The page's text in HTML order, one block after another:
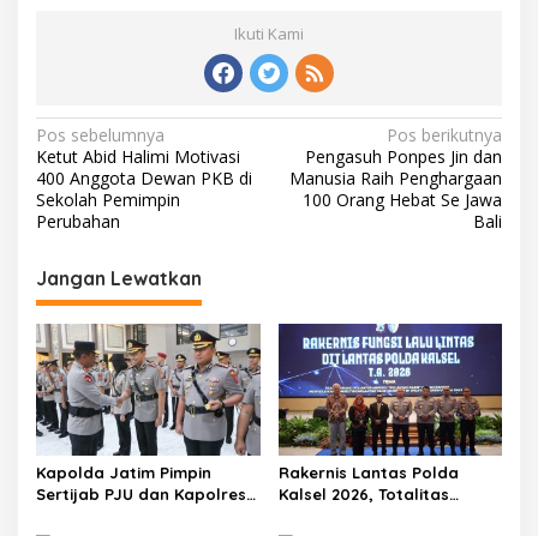
Ikuti Kami
N
a
v
i
g
a
s
i
p
o
s
Pos sebelumnya
Ketut Abid Halimi Motivasi
400 Anggota Dewan PKB di
Sekolah Pemimpin
Perubahan
Pos berikutnya
Pengasuh Ponpes Jin dan
Manusia Raih Penghargaan
100 Orang Hebat Se Jawa
Bali
Jangan Lewatkan
Kapolda Jatim Pimpin
Sertijab PJU dan Kapolres,
Rakernis Lantas Polda
Kalsel 2026, Totalitas